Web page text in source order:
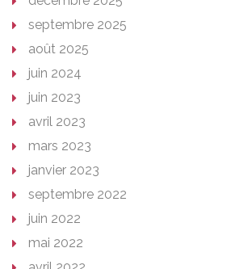
septembre 2025
août 2025
juin 2024
juin 2023
avril 2023
mars 2023
janvier 2023
septembre 2022
juin 2022
mai 2022